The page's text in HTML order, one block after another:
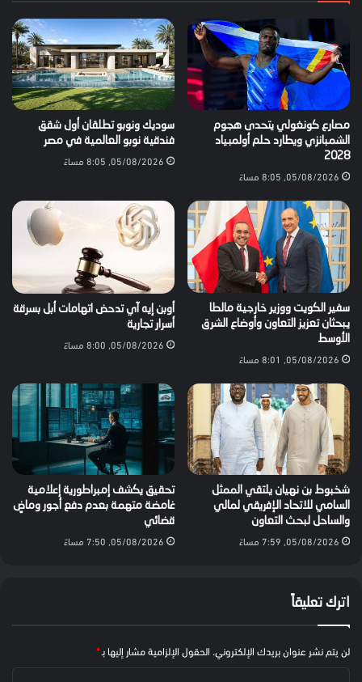
مصارع كونغولي يتحدى هجوم
الشمبانزي ويطارد حلم أولمبياد
2028
05/08/2026, 8:05 مساءً
سوديك ونوبو تطلقان أول شقق
فندقية نوبو العالمية في مصر
05/08/2026, 8:05 مساءً
سفير الكويت ووزير خارجية مالطا
يبحثان تعزيز التعاون وأوضاع الشرق
الأوسط
05/08/2026, 8:01 مساءً
أوبن إيه آي تدحض اتهامات أبل بسرقة
أسرار تجارية
05/08/2026, 8:00 مساءً
شخبوط بن نهيان يلتقي الممثل
السامي للاتحاد الإفريقي لمالي
والساحل لبحث التعاون
05/08/2026, 7:59 مساءً
تحقيق يكشف إمبراطورية إعلامية
غامضة متهمة بعدم دفع أجور وماضٍ
قضائي
05/08/2026, 7:50 مساءً
اترك تعليقاً
لن يتم نشر عنوان بريدك الإلكتروني. الحقول الإلزامية مشار إليها بـ*